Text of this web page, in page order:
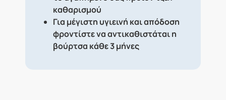
καθαρισμού
Για μέγιστη υγιεινή και απόδοση
φροντίστε να αντικαθιστάται η
βούρτσα κάθε 3 μήνες